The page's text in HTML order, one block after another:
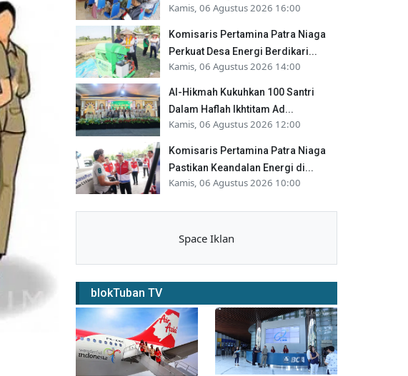
Kamis, 06 Agustus 2026 16:00
Komisaris Pertamina Patra Niaga
Perkuat Desa Energi Berdikari...
Kamis, 06 Agustus 2026 14:00
Al-Hikmah Kukuhkan 100 Santri
Dalam Haflah Ikhtitam Ad...
Kamis, 06 Agustus 2026 12:00
Komisaris Pertamina Patra Niaga
Pastikan Keandalan Energi di...
Kamis, 06 Agustus 2026 10:00
Space Iklan
blokTuban TV